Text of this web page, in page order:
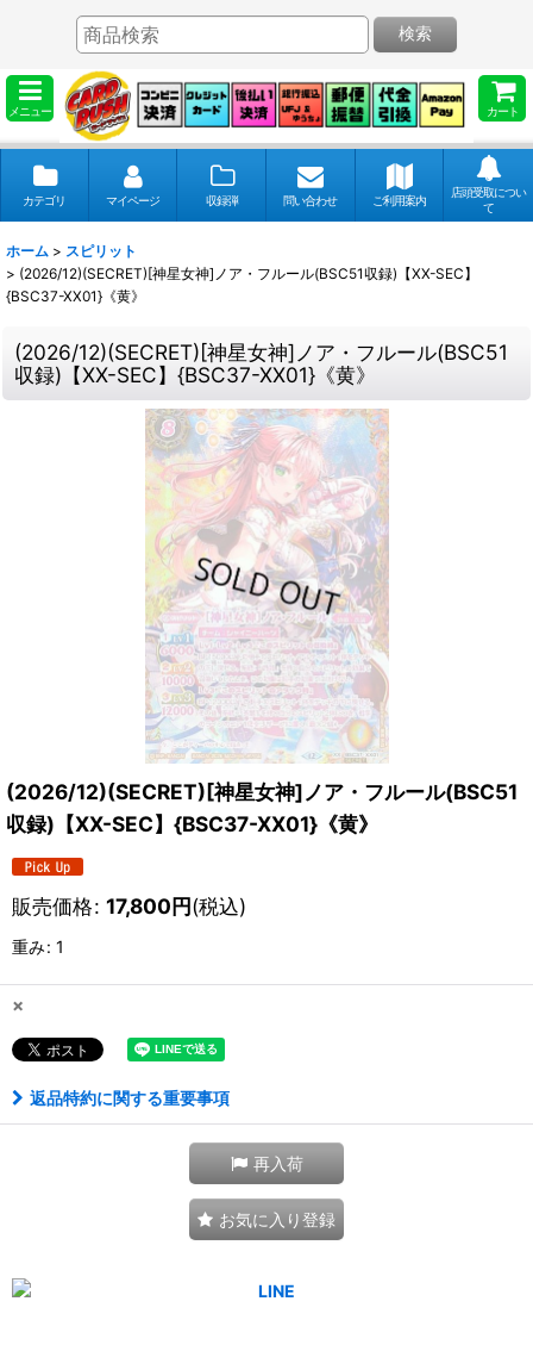
メニュー カート
検索
カテゴリ マイページ 収録弾 問い合わせ ご利用案内
店頭受取につい
て
ホーム > スピリット
> (2026/12)(SECRET)[神星女神]ノア・フルール(BSC51収録)【XX-SEC】
{BSC37-XX01}《黄》
(2026/12)(SECRET)[神星女神]ノア・フルール(BSC51
収録)【XX-SEC】{BSC37-XX01}《黄》
(2026/12)(SECRET)[神星女神]ノア・フルール(BSC51
収録)【XX-SEC】{BSC37-XX01}《黄》
販売価格: 17,800円(税込)
重み: 1
×
返品特約に関する重要事項
再入荷
お気に入り登録